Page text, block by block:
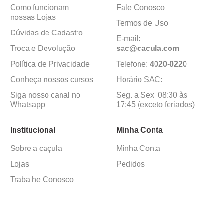
Como funcionam
nossas Lojas
Dúvidas de Cadastro
Troca e Devolução
Política de Privacidade
Conheça nossos cursos
Siga nosso canal no
Whatsapp
Fale Conosco
Termos de Uso
E-mail:
sac@cacula.com
Telefone: 4020-0220
Horário SAC:
Seg. a Sex. 08:30 às
17:45 (exceto feriados)
Institucional
Sobre a caçula
Lojas
Trabalhe Conosco
Minha Conta
Minha Conta
Pedidos